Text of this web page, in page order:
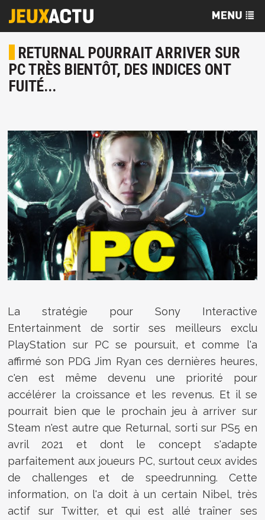
RETURNAL POURRAIT ARRIVER SUR
PC TRÈS BIENTÔT, DES INDICES ONT
FUITÉ...
La stratégie pour Sony Interactive
Entertainment de sortir ses meilleurs exclu
PlayStation sur PC se poursuit, et comme l'a
affirmé son PDG Jim Ryan ces dernières heures,
c'en est même devenu une priorité pour
accélérer la croissance et les revenus. Et il se
pourrait bien que le prochain jeu à arriver sur
Steam n'est autre que Returnal, sorti sur PS5 en
avril 2021 et dont le concept s'adapte
parfaitement aux joueurs PC, surtout ceux avides
de challenges et de speedrunning. Cette
information, on l'a doit à un certain Nibel, très
actif sur Twitter, et qui est allé traîner ses